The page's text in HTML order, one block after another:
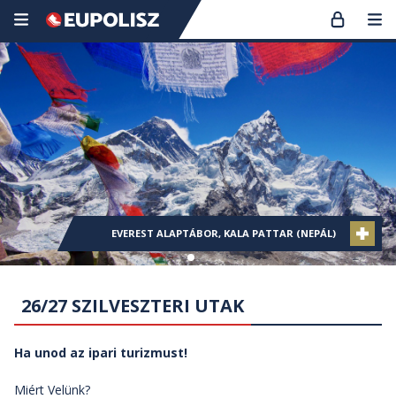
KANCSENDZÖNGA ALAPTÁBOR (NEPÁL)
KOLUMBIA (CIUDAD PERDIDA), KARIB-TENGER
EVEREST ALAPTÁBOR, KALA PATTAR (NEPÁL)
THAIFÖLD
KANCSENDZÖNGA ALAPTÁBOR (NEPÁL)
KOLUMBIA (CIUDAD PERDIDA), KARIB-TENGER
26/27 SZILVESZTERI UTAK
Ha unod az ipari turizmust!
Miért Velünk?